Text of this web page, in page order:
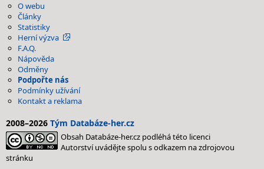
O webu
Články
Statistiky
Herní výzva
F.A.Q.
Nápověda
Odměny
Podpořte nás
Podmínky užívání
Kontakt a reklama
2008–2026 Tým Databáze-her.cz
Obsah Databáze-her.cz podléhá této licenci
Autorství uvádějte spolu s odkazem na zdrojovou
stránku